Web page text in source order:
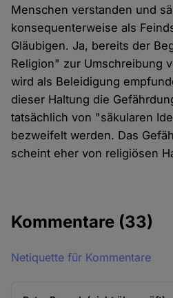
Menschen verstanden und
konsequenterweise als
Gläubigen. Ja, bereits der
Religion" zur Umschreibung
wird als Beleidigung
dieser Haltung die
tatsächlich von "säkularen
bezweifelt werden. Das
scheint eher von religiösen
Kommentare (33)
Netiquette für Kommentare